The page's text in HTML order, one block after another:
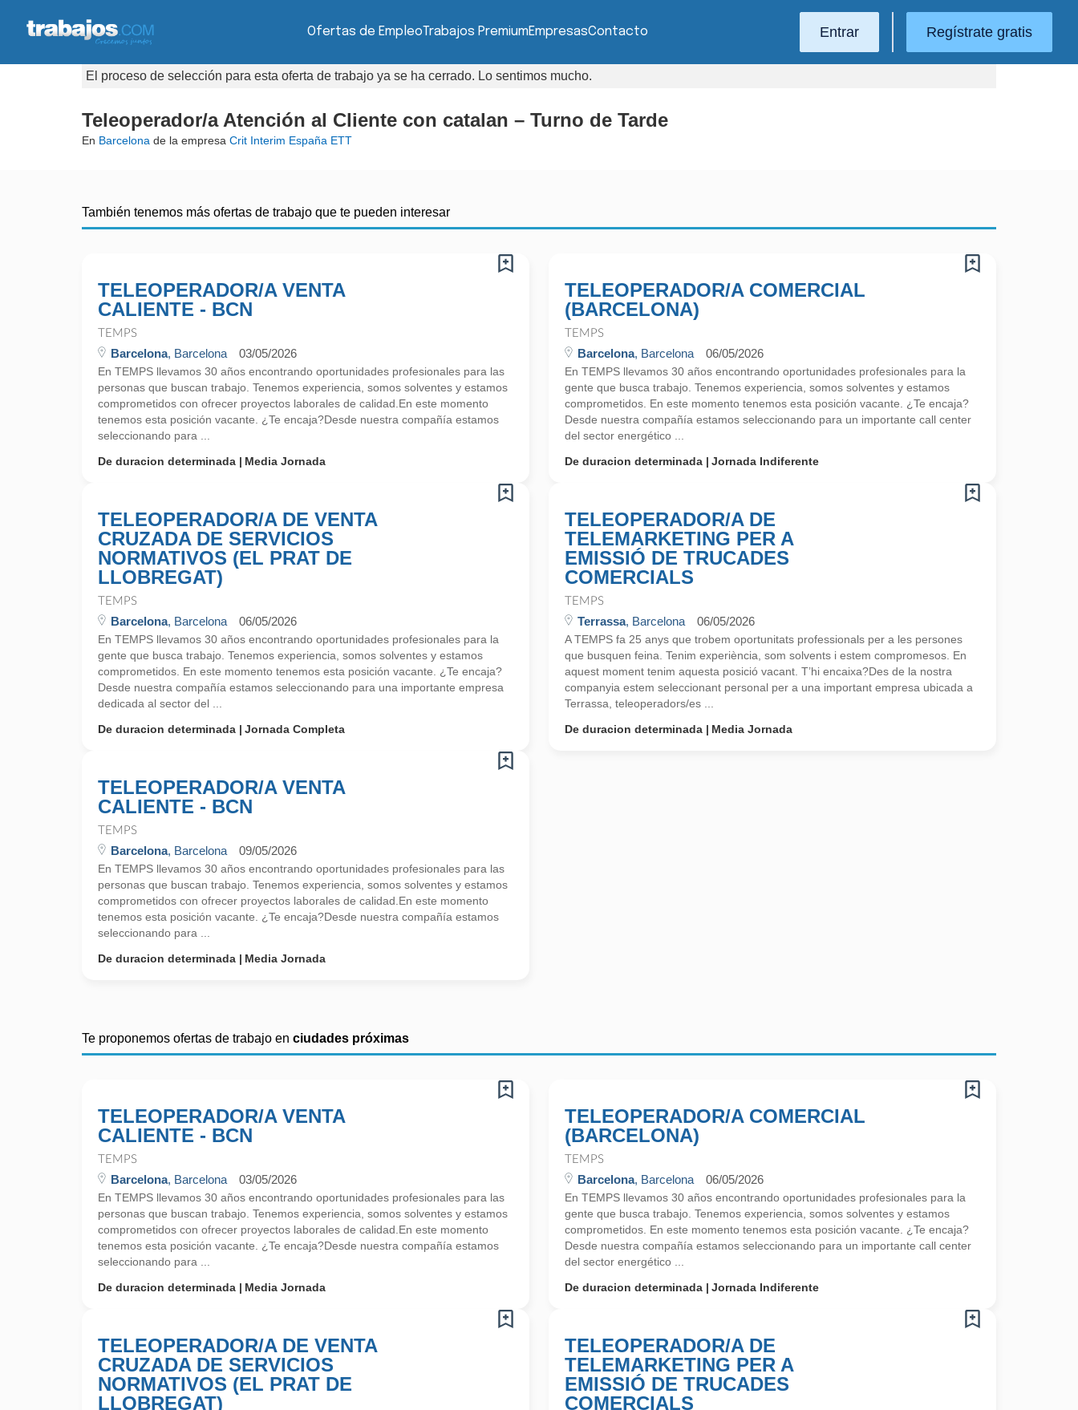
Ofertas de EmpleoTrabajos PremiumEmpresasContacto Entrar Regístrate gratis
El proceso de selección para esta oferta de trabajo ya se ha cerrado. Lo sentimos mucho.
Teleoperador/a Atención al Cliente con catalan – Turno de Tarde
En Barcelona de la empresa Crit Interim España ETT
También tenemos más ofertas de trabajo que te pueden interesar
TELEOPERADOR/A VENTA
CALIENTE - BCN
TEMPS
Barcelona, Barcelona 03/05/2026
En TEMPS llevamos 30 años encontrando oportunidades profesionales para las
personas que buscan trabajo. Tenemos experiencia, somos solventes y estamos
comprometidos con ofrecer proyectos laborales de calidad.En este momento
tenemos esta posición vacante. ¿Te encaja?Desde nuestra compañía estamos
seleccionando para ...
De duracion determinada
Media Jornada
TELEOPERADOR/A COMERCIAL
(BARCELONA)
TEMPS
Barcelona, Barcelona 06/05/2026
En TEMPS llevamos 30 años encontrando oportunidades profesionales para la
gente que busca trabajo. Tenemos experiencia, somos solventes y estamos
comprometidos. En este momento tenemos esta posición vacante. ¿Te encaja?
Desde nuestra compañía estamos seleccionando para un importante call center
del sector energético ...
De duracion determinada
Jornada Indiferente
TELEOPERADOR/A DE VENTA
CRUZADA DE SERVICIOS
NORMATIVOS (EL PRAT DE
LLOBREGAT)
TEMPS
Barcelona, Barcelona 06/05/2026
En TEMPS llevamos 30 años encontrando oportunidades profesionales para la
gente que busca trabajo. Tenemos experiencia, somos solventes y estamos
comprometidos. En este momento tenemos esta posición vacante. ¿Te encaja?
Desde nuestra compañía estamos seleccionando para una importante empresa
dedicada al sector del ...
De duracion determinada
Jornada Completa
TELEOPERADOR/A DE
TELEMARKETING PER A
EMISSIÓ DE TRUCADES
COMERCIALS
TEMPS
Terrassa, Barcelona 06/05/2026
A TEMPS fa 25 anys que trobem oportunitats professionals per a les persones
que busquen feina. Tenim experiència, som solvents i estem compromesos. En
aquest moment tenim aquesta posició vacant. T’hi encaixa?Des de la nostra
companyia estem seleccionant personal per a una important empresa ubicada a
Terrassa, teleoperadors/es ...
De duracion determinada
Media Jornada
TELEOPERADOR/A VENTA
CALIENTE - BCN
TEMPS
Barcelona, Barcelona 09/05/2026
En TEMPS llevamos 30 años encontrando oportunidades profesionales para las
personas que buscan trabajo. Tenemos experiencia, somos solventes y estamos
comprometidos con ofrecer proyectos laborales de calidad.En este momento
tenemos esta posición vacante. ¿Te encaja?Desde nuestra compañía estamos
seleccionando para ...
De duracion determinada
Media Jornada
Te proponemos ofertas de trabajo en ciudades próximas
TELEOPERADOR/A VENTA
CALIENTE - BCN
TEMPS
Barcelona, Barcelona 03/05/2026
En TEMPS llevamos 30 años encontrando oportunidades profesionales para las
personas que buscan trabajo. Tenemos experiencia, somos solventes y estamos
comprometidos con ofrecer proyectos laborales de calidad.En este momento
tenemos esta posición vacante. ¿Te encaja?Desde nuestra compañía estamos
seleccionando para ...
De duracion determinada
Media Jornada
TELEOPERADOR/A COMERCIAL
(BARCELONA)
TEMPS
Barcelona, Barcelona 06/05/2026
En TEMPS llevamos 30 años encontrando oportunidades profesionales para la
gente que busca trabajo. Tenemos experiencia, somos solventes y estamos
comprometidos. En este momento tenemos esta posición vacante. ¿Te encaja?
Desde nuestra compañía estamos seleccionando para un importante call center
del sector energético ...
De duracion determinada
Jornada Indiferente
TELEOPERADOR/A DE VENTA
CRUZADA DE SERVICIOS
NORMATIVOS (EL PRAT DE
LLOBREGAT)
TELEOPERADOR/A DE
TELEMARKETING PER A
EMISSIÓ DE TRUCADES
COMERCIALS